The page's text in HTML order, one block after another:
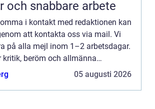
och snabbare arbete
i kontakt med redaktionen kan
att kontakta oss via mail. Vi
på alla mejl inom 1–2 arbetsdagar.
kritik, beröm och allmänna
till innehållet på vår sida.05 augusti 2026